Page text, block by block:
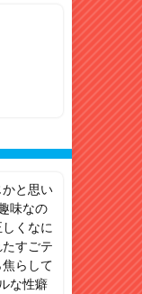
かと思い
味なの
くなに
すごテ
らして
な性癖